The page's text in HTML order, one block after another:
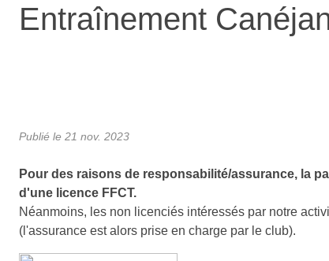
Entraînement
Publié le 21 nov. 2023
Pour des raisons de responsabilité/assurance, la
d'une licence FFCT.
Néanmoins, les non licenciés intéressés par notre
(l'assurance est alors prise en charge par le club).